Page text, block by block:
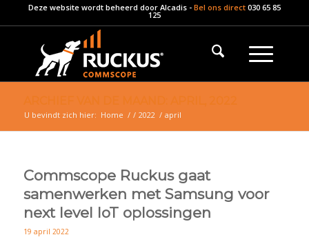
Deze website wordt beheerd door Alcadis- Bel ons direct 030 65 85
125
U bevindt zich hier: Home / / 2022 / april
Commscope Ruckus gaat
samenwerken met Samsung voor
next level IoT oplossingen
19 april 2022